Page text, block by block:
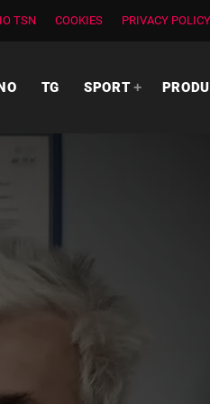
TSN COOKIES PRIVACY POLICY
TG SPORT